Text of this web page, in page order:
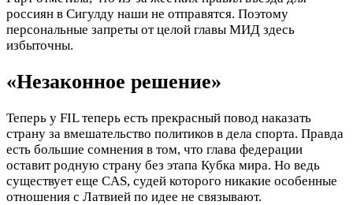
россиян в Сигулду наши не отправятся. Поэтому
персональные запреты от целой главы МИД здесь
избыточны.
«Незаконное решение»
Теперь у FIL теперь есть прекрасный повод наказать
страну за вмешательство политиков в дела спорта. Правда
есть большие сомнения в том, что глава федерации
оставит родную страну без этапа Кубка мира. Но ведь
существует еще CAS, судей которого никакие особенные
отношения с Латвией по идее не связывают.